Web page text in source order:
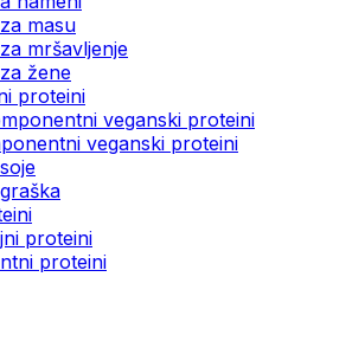
masu
mršavljenje
žene
proteini
veganski proteini
veganski proteini
proteini
proteini